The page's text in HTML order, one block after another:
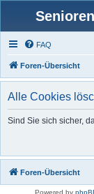
FAQ
Foren-Übersicht
Alle Cookies
Sind Sie sich sicher,
Foren-Übersicht
Powered by